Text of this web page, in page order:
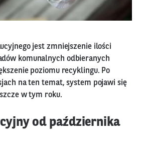
jest zmniejszenie ilości
komunalnych odbieranych
poziomu recyklingu. Po
na ten temat, system pojawi się
w tym roku.
od października